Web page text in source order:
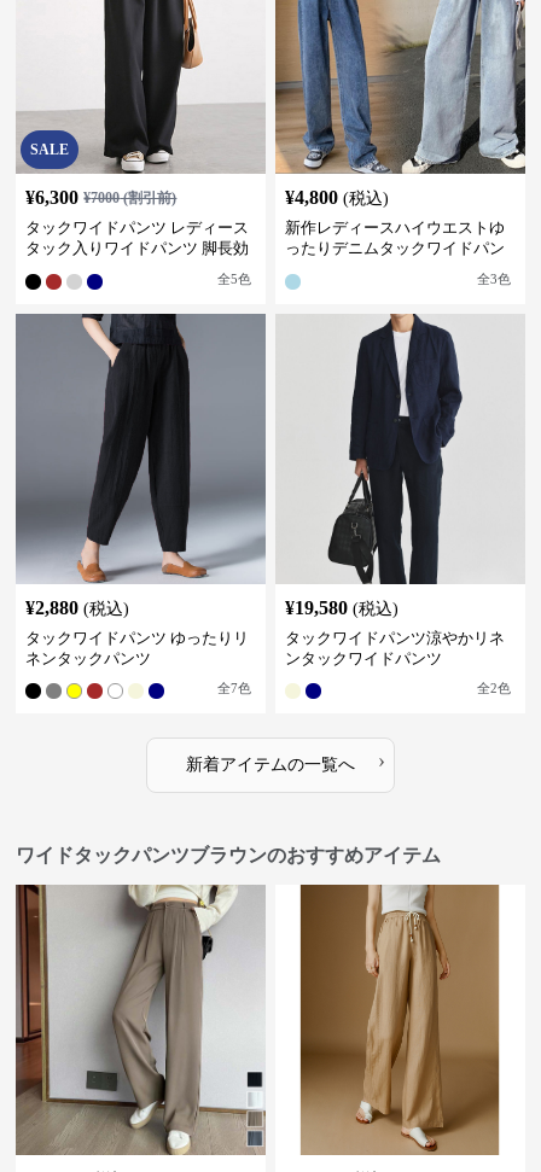
SALE
¥6,300 ¥7000(割引前)
タックワイドパンツ レディース
タック入りワイドパンツ 脚長効
全5色
¥4,800 (税込)
新作レディースハイウエストゆ
ったりデニムタックワイドパン
全3色
¥2,880 (税込)
タックワイドパンツ ゆったりリ
ネンタックパンツ
全7色
¥19,580 (税込)
タックワイドパンツ涼やかリネ
ンタックワイドパンツ
全2色
新着アイテムの一覧へ ›
ワイドタックパンツブラウンのおすすめアイテム